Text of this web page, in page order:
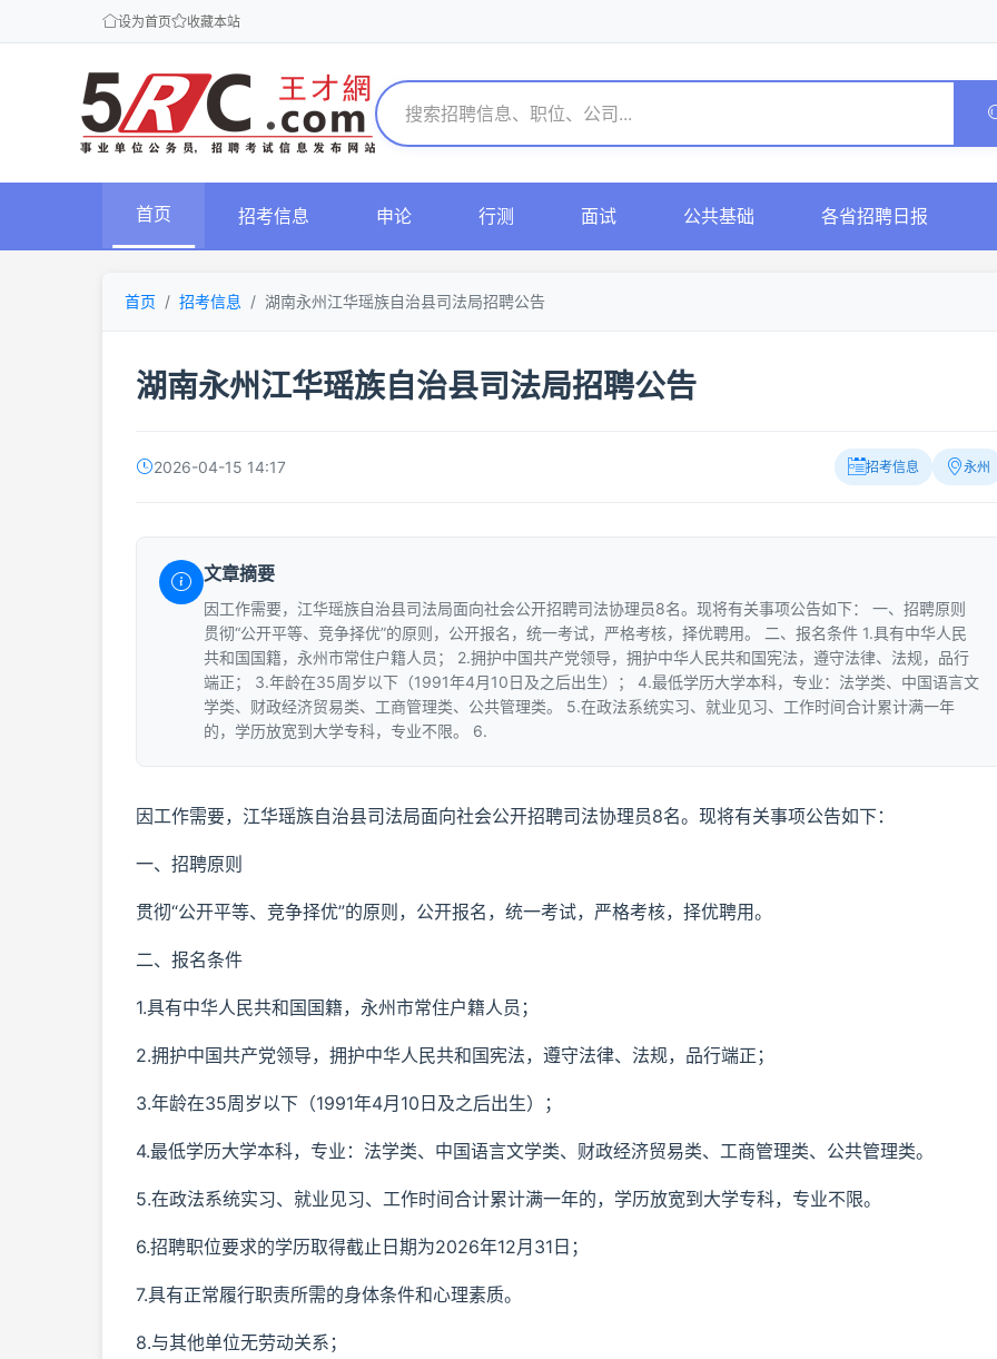
设为首页 收藏本站
首页 招考信息 申论 行测 面试 公共基础 各省招聘日报
首页 招考信息 湖南永州江华瑶族自治县司法局招聘公告
湖南永州江华瑶族自治县司法局招聘公告
2026-04-15 14:17 招考信息 永州
文章摘要
因工作需要，江华瑶族自治县司法局面向社会公开招聘司法协理员8名。现将有关事项公告如下： 一、招聘原则
贯彻“公开平等、竞争择优”的原则，公开报名，统一考试，严格考核，择优聘用。 二、报名条件 1.具有中华人民
共和国国籍，永州市常住户籍人员； 2.拥护中国共产党领导，拥护中华人民共和国宪法，遵守法律、法规，品行
端正； 3.年龄在35周岁以下（1991年4月10日及之后出生）； 4.最低学历大学本科，专业：法学类、中国语言文
学类、财政经济贸易类、工商管理类、公共管理类。 5.在政法系统实习、就业见习、工作时间合计累计满一年
的，学历放宽到大学专科，专业不限。 6.
因工作需要，江华瑶族自治县司法局面向社会公开招聘司法协理员8名。现将有关事项公告如下：
一、招聘原则
贯彻“公开平等、竞争择优”的原则，公开报名，统一考试，严格考核，择优聘用。
二、报名条件
1.具有中华人民共和国国籍，永州市常住户籍人员；
2.拥护中国共产党领导，拥护中华人民共和国宪法，遵守法律、法规，品行端正；
3.年龄在35周岁以下（1991年4月10日及之后出生）；
4.最低学历大学本科，专业：法学类、中国语言文学类、财政经济贸易类、工商管理类、公共管理类。
5.在政法系统实习、就业见习、工作时间合计累计满一年的，学历放宽到大学专科，专业不限。
6.招聘职位要求的学历取得截止日期为2026年12月31日；
7.具有正常履行职责所需的身体条件和心理素质。
8.与其他单位无劳动关系；